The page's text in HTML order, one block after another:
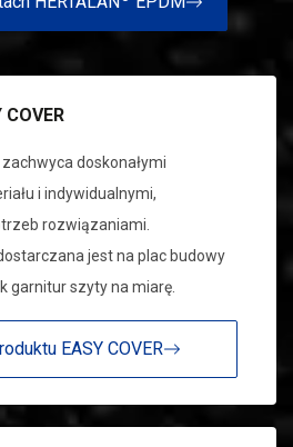
COVER
doskonałymi
i indywidualnymi,
rozwiązaniami.
jest na plac budowy
garnitur szyty na miarę.
EASY COVER